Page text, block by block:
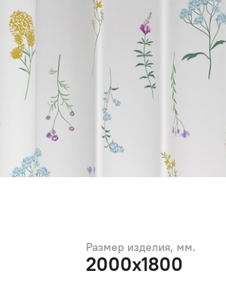
Размер изделия, мм.
2000х1800